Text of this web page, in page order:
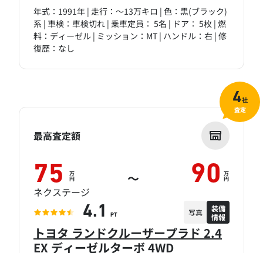
年式：1991年 | 走行：～13万キロ | 色：黒(ブラック)
系 | 車検：車検切れ | 乗車定員： 5名 | ドア： 5枚 | 燃
料：ディーゼル | ミッション：MT | ハンドル：右 | 修
復歴：なし
トヨタ ランドクルーザープラド 2.4
EX ディーゼルターボ 4WD
最高査定額
75 万
円 ～ 90 万
円
ネクステージ
4.1 PT 写真
装備
情報
4社
査定